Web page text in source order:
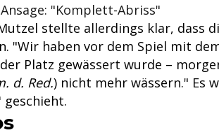
"Komplett-Abriss"
stellte allerdings klar, dass
"Wir haben vor dem Spiel mit
Platz gewässert wurde –
d. Red.) nicht mehr wässern." Es
geschieht.